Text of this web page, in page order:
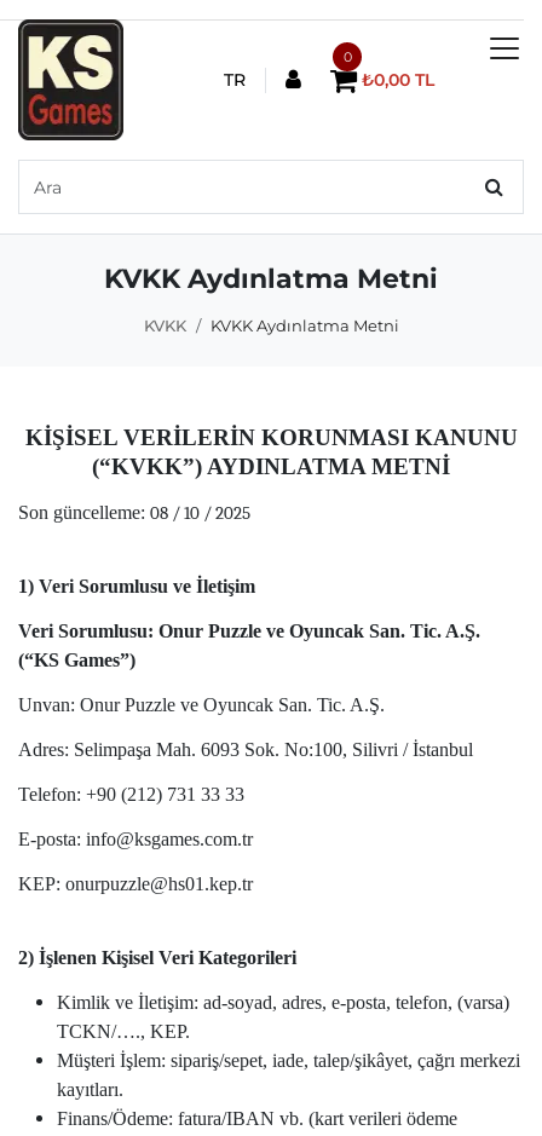
TR
0
₺0,00 TL
KVKK Aydınlatma Metni
KVKK KVKK Aydınlatma Metni
KİŞİSEL VERİLERİN KORUNMASI KANUNU
(“KVKK”) AYDINLATMA METNİ
Son güncelleme: 08 / 10 / 2025
1) Veri Sorumlusu ve İletişim
Veri Sorumlusu: Onur Puzzle ve Oyuncak San. Tic. A.Ş.
(“KS Games”)
Unvan: Onur Puzzle ve Oyuncak San. Tic. A.Ş.
Adres: Selimpaşa Mah. 6093 Sok. No:100, Silivri / İstanbul
Telefon: +90 (212) 731 33 33
E-posta: info@ksgames.com.tr
KEP: onurpuzzle@hs01.kep.tr
2) İşlenen Kişisel Veri Kategorileri
Kimlik ve İletişim: ad-soyad, adres, e-posta, telefon, (varsa)
TCKN/…., KEP.
Müşteri İşlem: sipariş/sepet, iade, talep/şikâyet, çağrı merkezi
kayıtları.
Finans/Ödeme: fatura/IBAN vb. (kart verileri ödeme